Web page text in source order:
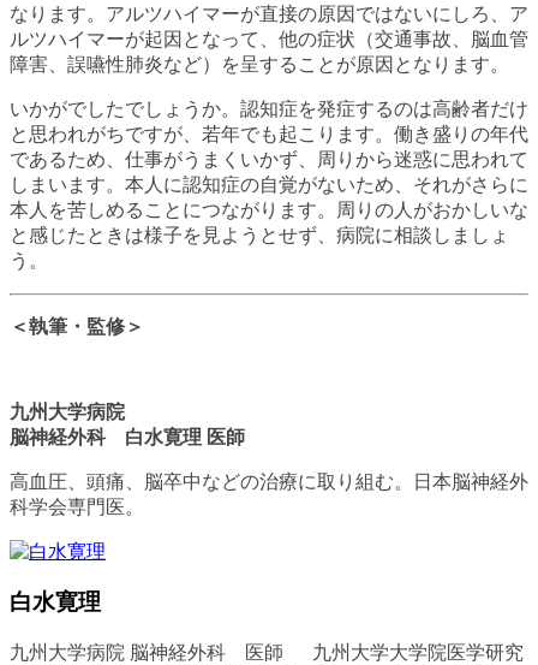
なります。アルツハイマーが直接の原因ではないにしろ、ア
ルツハイマーが起因となって、他の症状（交通事故、脳血管
障害、誤嚥性肺炎など）を呈することが原因となります。
いかがでしたでしょうか。認知症を発症するのは高齢者だけ
と思われがちですが、若年でも起こります。働き盛りの年代
であるため、仕事がうまくいかず、周りから迷惑に思われて
しまいます。本人に認知症の自覚がないため、それがさらに
本人を苦しめることにつながります。周りの人がおかしいな
と感じたときは様子を見ようとせず、病院に相談しましょ
う。
＜執筆・監修＞
九州大学病院
脳神経外科 白水寛理 医師
高血圧、頭痛、脳卒中などの治療に取り組む。日本脳神経外
科学会専門医。
白水寛理
九州大学病院 脳神経外科 医師 九州大学大学院医学研究